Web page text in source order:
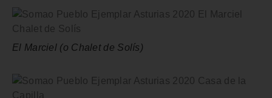
El Marciel (o Chalet de Solís)